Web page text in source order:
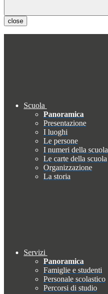
close
Scuola
Panoramica
Presentazione
I luoghi
Le persone
I numeri della scuola
Le carte della scuola
Organizzazione
La storia
Servizi
Panoramica
Famiglie e studenti
Personale scolastico
Percorsi di studio